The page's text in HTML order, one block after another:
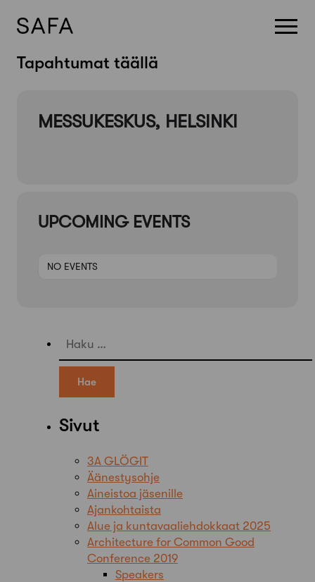
SkipTapahtumat täällä
MESSUKESKUS, HELSINKI
UPCOMING EVENTS
NO EVENTS
Haku:
Sivut
3A GLÖGIT
Äänestysohje
Aineistoa jäsenille
Ajankohtaista
Alue ja kuntavaaliehdokkaat 2025
Architecture for Common Good
Conference 2019
Speakers